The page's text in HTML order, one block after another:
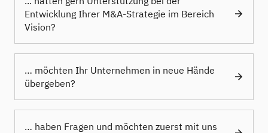
Entwicklung Ihrer M&A-Strategie im Bereich
Vision?
… möchten Ihr Unternehmen in neue Hände
übergeben?
… haben Fragen und möchten zuerst mit uns